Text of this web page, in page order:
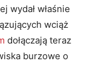
wydał właśnie
wciąż
dołączają teraz
burzowe o